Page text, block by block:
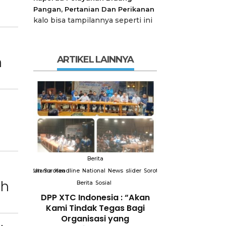
Pangan, Pertanian Dan Perikanan
kalo bisa tampilannya seperti ini
ARTIKEL LAINNYA
Sorotan Sorotan
Berita
Utama Headline National News slider Sorotan
Berita Sosial
DPP XTC Indonesia : “Akan
Kami Tindak Tegas Bagi
Organisasi yang